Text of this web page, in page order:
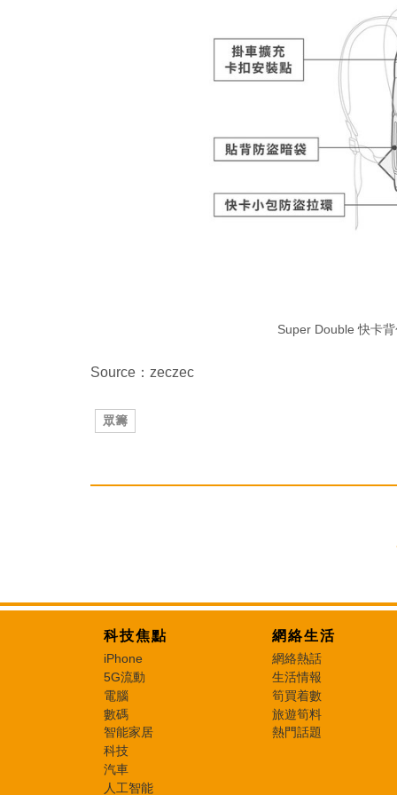
Super Double 快卡
Source：zeczec
眾籌
科技焦點
iPhone
5G流動
電腦
數碼
智能家居
科技
汽車
人工智能
網絡生活
網絡熱話
生活情報
筍買着數
旅遊筍料
熱門話題